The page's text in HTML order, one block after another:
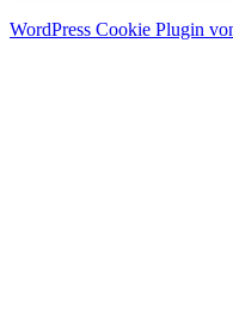
WordPress Cookie Plugin